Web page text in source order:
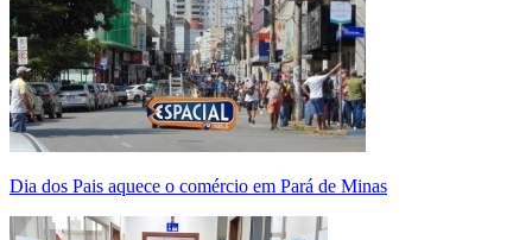
Dia dos Pais aquece o comércio em Pará de Minas